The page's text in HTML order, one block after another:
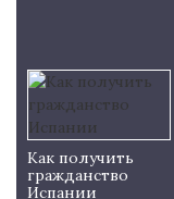
Как получить
гражданство
Испании